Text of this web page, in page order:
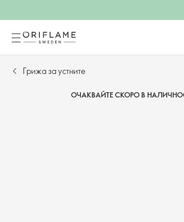
Грижа за устните
ОЧАКВАЙТЕ СКОРО В